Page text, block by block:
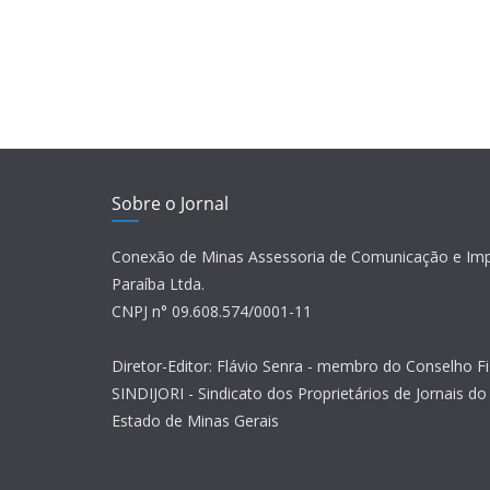
Sobre o Jornal
Conexão de Minas Assessoria de Comunicação e
Paraíba Ltda.
CNPJ n° 09.608.574/0001-11
Diretor-Editor: Flávio Senra - membro do Conselho
SINDIJORI - Sindicato dos Proprietários de Jornais
Estado de Minas Gerais